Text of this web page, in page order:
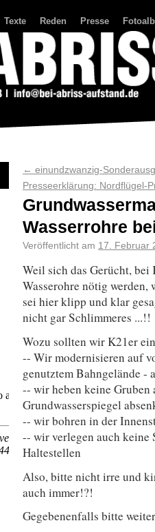
Texte Reden Presse
← einundzwanzig-
Presseerklärung: Nordflügel-
Wasserrohre
Veröffentlicht am 17. Februar
Weil sich das Gerücht,
Wasserohre nötig
sei hier klipp und klar
nicht gar Schlimmeres ...!!
Wozu sollten wir K21er
-- Wir modernisieren auf
genutztem Bahngelände -
-- wir heben keine Gruben
Grundwasserspiegel
-- wir bohren in der
-- wir verlegen auch keine
Haltestellen
Also, bitte nicht irre und
auch immer!?!
Gegebenenfalls bitte